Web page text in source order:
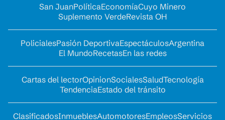
San JuanPolíticaEconomíaCuyo Minero
Suplemento VerdeRevista OH
PolicialesPasión DeportivaEspectáculosArgentina
El MundoRecetasEn las redes
Cartas del lectorOpinionSocialesSaludTecnología
TendenciaEstado del tránsito
ClasificadosInmueblesAutomotoresEmpleosServicios